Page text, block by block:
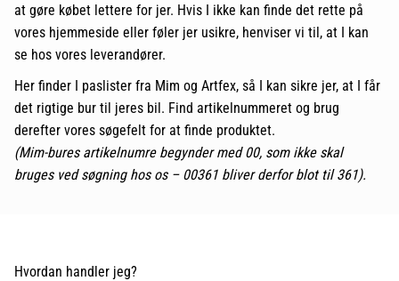
at gøre købet lettere for jer. Hvis I ikke kan finde det rette på
vores hjemmeside eller føler jer usikre, henviser vi til, at I kan
se hos vores leverandører.
Her finder I paslister fra Mim og Artfex, så I kan sikre jer, at I får
det rigtige bur til jeres bil. Find artikelnummeret og brug
derefter vores søgefelt for at finde produktet.
(Mim-bures artikelnumre begynder med 00, som ikke skal
bruges ved søgning hos os – 00361 bliver derfor blot til 361).
Hvordan handler jeg?